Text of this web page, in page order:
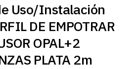
Uso/Instalación
DE EMPOTRAR
OPAL+2
PLATA 2m